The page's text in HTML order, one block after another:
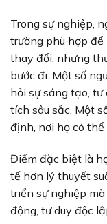
Trong sự nghiệp,
trường phù hợp
thay đổi, nhưng
bước đi. Một số
hỏi sự sáng tạo,
tích sâu sắc. Một
định, nơi họ có
Điểm đặc biệt là
tế hơn lý thuyết
triển sự nghiệp
động, tư duy độc